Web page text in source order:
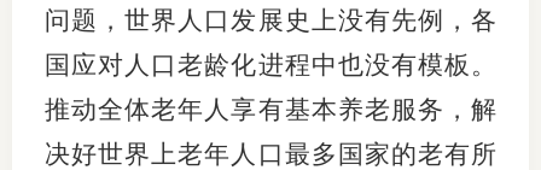
问题，世界人口发展史上没有先例，各
国应对人口老龄化进程中也没有模板。
推动全体老年人享有基本养老服务，解
决好世界上老年人口最多国家的老有所